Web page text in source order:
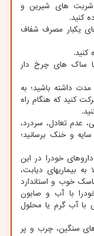
شربت های شیرین و
کنید.
یکبار مصرف شفاف
ساک های چرخ دار
داشته باشید؛ به
کنید که هنگام راه
عدم تعادل، سردرد،
و خنک برسانید؛
خودرا در این
بیماریهای دیابت،
خوب و استاندارد
با آب و صابون
با آب گرم یا محلول
سنگین، چرب و پر